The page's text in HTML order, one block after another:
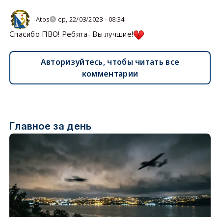
Atos ср, 22/03/2023 - 08:34
Спасибо ПВО! Ребята- Вы лучшие!
Авторизуйтесь, чтобы читать все
комментарии
Главное за день